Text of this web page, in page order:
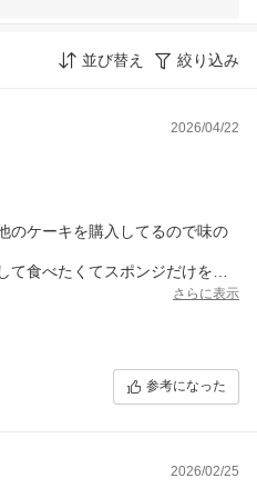
並び替え 絞り込み
2026/04/22
のケーキを購入してるので味の
食べたくてスポンジだけを購
プを希望です。今のスポンジ
度で普段購入してるケーキより
た。小さいだろうと思い２つ
さらに表示
参考になった
2026/02/25